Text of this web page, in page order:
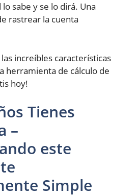
sabe y se lo dirá. Una
rastrear la cuenta
increíbles características
herramienta de cálculo de
hoy!
Tienes
–
este
Simple